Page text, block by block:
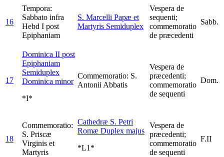
16
Tempora:
Sabbato infra
Hebd I post
Epiphaniam
S. Marcelli Papæ et
Martyris Semiduplex
Vespera de
sequenti;
commemoratio
de præcedenti
Sabb.
17
Dominica II post
Epiphaniam
Semiduplex
Dominica minor
*I*
Commemoratio: S.
Antonii Abbatis
Vespera de
præcedenti;
commemoratio
de sequenti
Dom.
18
Commemoratio:
S. Priscæ
Virginis et
Martyris
Cathedræ S. Petri
Romæ Duplex majus
*L1*
Vespera de
præcedenti;
commemoratio
de sequenti
F.II